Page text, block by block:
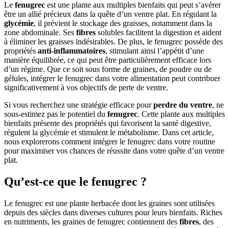
Le fenugrec est une plante aux multiples bienfaits qui peut s’avérer
être un allié précieux dans la quête d’un ventre plat. En régulant la
glycémie, il prévient le stockage des graisses, notamment dans la
zone abdominale. Ses fibres solubles facilitent la digestion et aident
à éliminer les graisses indésirables. De plus, le fenugrec possède des
propriétés anti-inflammatoires, stimulant ainsi l’appétit d’une
manière équilibrée, ce qui peut être particulièrement efficace lors
d’un régime. Que ce soit sous forme de graines, de poudre ou de
gélules, intégrer le fenugrec dans votre alimentation peut contribuer
significativement à vos objectifs de perte de ventre.
Si vous recherchez une stratégie efficace pourperdre du ventre, ne
sous-estimez pas le potentiel du fenugrec. Cette plante aux multiples
bienfaits présente des propriétés qui favorisent la santé digestive,
régulent la glycémie et stimulent le métabolisme. Dans cet article,
nous explorerons comment intégrer le fenugrec dans votre routine
pour maximiser vos chances de réussite dans votre quête d’un ventre
plat.
Qu’est-ce que le fenugrec ?
Le fenugrec est une plante herbacée dont les graines sont utilisées
depuis des siècles dans diverses cultures pour leurs bienfaits. Riches
en nutriments, les graines de fenugrec contiennent des fibres, des